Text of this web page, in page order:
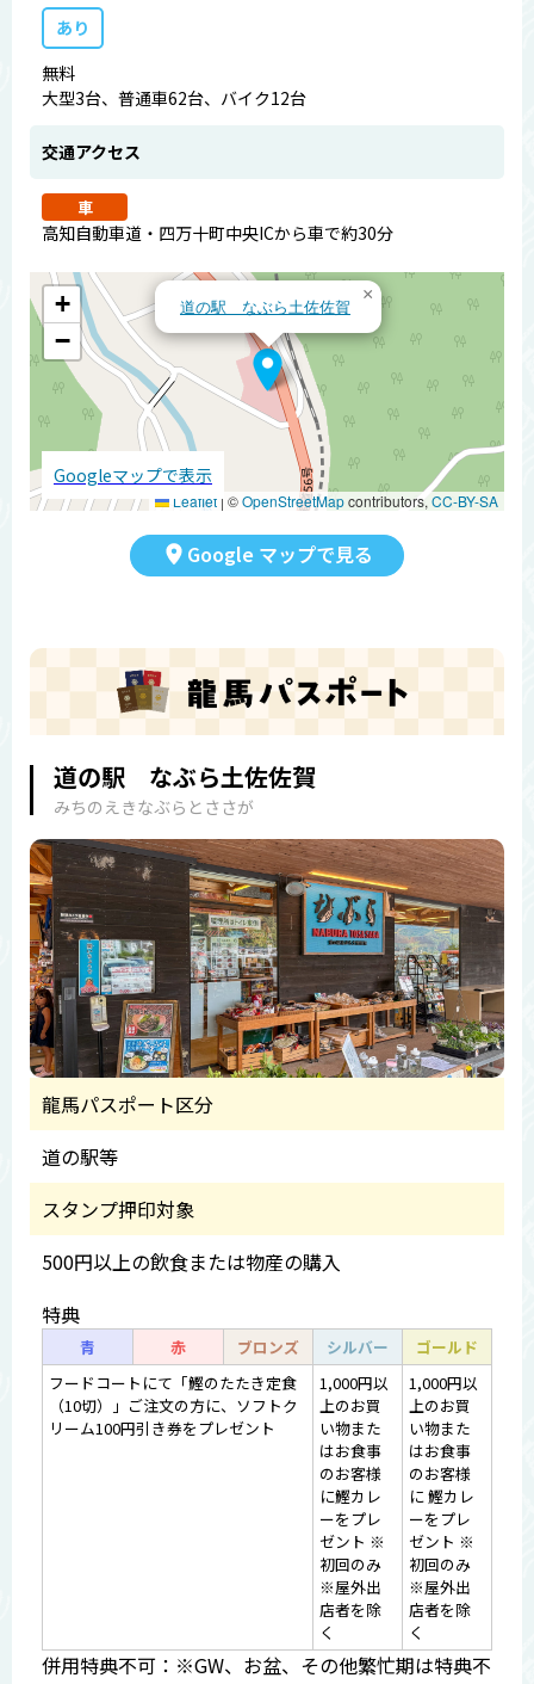
あり
無料
大型3台、普通車62台、バイク12台
交通アクセス
車
高知自動車道・四万十町中央ICから車で約30分
道の駅 なぶら土佐佐賀
×
+
−
Leaflet | ©OpenStreetMapcontributors,CC-BY-SA
Googleマップで表示
Google マップで見る
道の駅 なぶら土佐佐賀
みちのえきなぶらとささが
龍馬パスポート区分
道の駅等
スタンプ押印対象
500円以上の飲食または物産の購入
特典
青 赤 ブロンズ シルバー
ゴールド
フードコートにて「鰹のたたき定食
（10切）」ご注文の方に、ソフトク
リーム100円引き券をプレゼント
1,000円以
上のお買
い物また
はお食事
のお客様
に鰹カレ
ーをプレ
ゼント ※
初回のみ
※屋外出
店者を除
く
1,000円以
上のお買
い物また
はお食事
のお客様
に 鰹カレ
ーをプレ
ゼント ※
初回のみ
※屋外出
店者を除
く
併用特典不可：※GW、お盆、その他繁忙期は特典不